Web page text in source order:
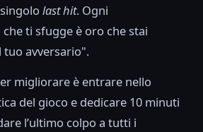
last hit. Ogni
ti sfugge è oro che stai
tuo avversario".
migliorare è entrare nello
del gioco e dedicare 10 minuti
l’ultimo colpo a tutti i